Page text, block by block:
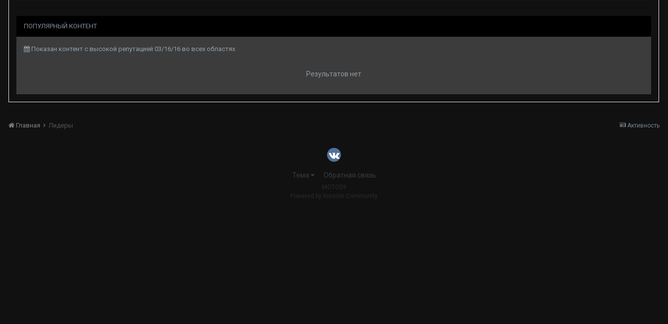
ПОПУЛЯРНЫЙ КОНТЕНТ
Показан контент с высокой репутацией 03/16/16 во всех областях
Результатов нет
Активность
Главная Лидеры
Тема Обратная связь
MOTO59
Powered by Invision Community